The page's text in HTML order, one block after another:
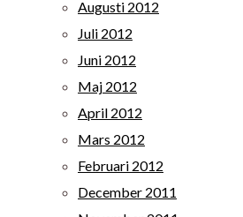
Augusti 2012
Juli 2012
Juni 2012
Maj 2012
April 2012
Mars 2012
Februari 2012
December 2011